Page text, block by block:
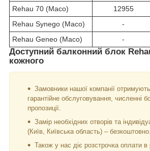
Rehau 70 (Maco)
12955
Rehau Synego (Maco)
-
Rehau Geneo (Maco)
-
Доступний балконний блок
кожного
Замовники нашої компанії отримують
гарантійне обслуговування, численні
пропозиції.
Замір необхідних отворів та
(Київ, Київська область) – безкоштовно.
Також у нас діє розстрочка оплати в